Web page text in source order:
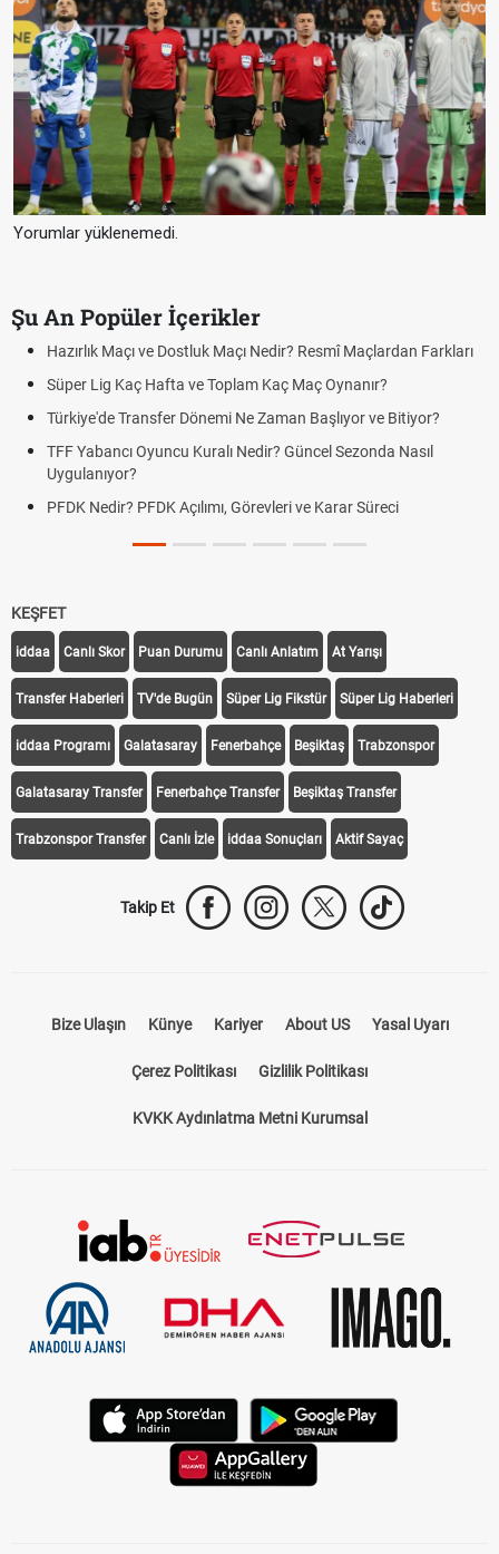
Yorumlar yüklenemedi.
Şu An Popüler İçerikler
Resmî Maçlardan Farkları
Maç Oynanır?
Başlıyor ve Bitiyor?
Sezonda Nasıl
ve Karar Süreci
Puan Durumunda AG, OM ve Diğer
Skor Ne Demek? Sporda Skor ve
Futbol Nasıl Oynanır? Temel Futbol
Deplasman Golü Kuralı Nedir?
DGS Sonuçları Ne Zaman
KEŞFET
iddaa Canlı Skor Puan Durumu Canlı Anlatım At Yarışı
Transfer Haberleri TV'de Bugün Süper Lig Fikstür Süper Lig Haberleri
iddaa Programı Galatasaray Fenerbahçe Beşiktaş Trabzonspor
Galatasaray Transfer Fenerbahçe Transfer Beşiktaş Transfer
Trabzonspor Transfer Canlı İzle iddaa Sonuçları Aktif Sayaç